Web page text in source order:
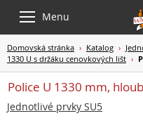
Menu
Domovská stránka › Katalog ›
1330 U s držáku cenovkových lišt ›
Police U 1330 mm,
Jednotlivé prvky SU5